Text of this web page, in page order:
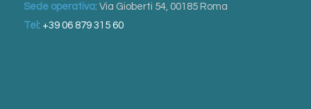
Sede operativa: Via Gioberti 54, 00185 Roma
Tel : +39 06 879 315 60